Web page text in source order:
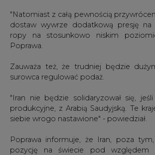
"Natomiast z całą pewnością
dostaw wywrze dodatkową presję na
ropy na stosunkowo niskim
Poprawa.
Zauważa też, że trudniej będzie
surowca regulować podaż.
"Iran nie będzie solidaryzował się,
produkcyjne, z Arabią Saudyjską. Te
siebie wrogo nastawione" - powiedział.
Poprawa informuje, że Iran, poza
pozycję na świecie pod względem